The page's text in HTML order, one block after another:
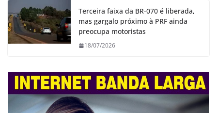
Terceira faixa da BR-070 é liberada,
mas gargalo próximo à PRF ainda
preocupa motoristas
18/07/2026